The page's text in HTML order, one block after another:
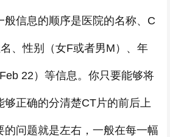
般信息的顺序是医院的名称、C
、性别（女F或者男M）、年
22）等信息。你只要能够将
够正确的分清楚CT片的前后上
的问题就是左右，一般在每一幅